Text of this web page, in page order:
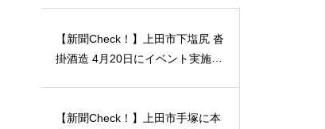
【新聞Check！】上田市下塩尻 沓
掛酒造 4月20日にイベント実施 5
【新聞Check！】上田市手塚に本